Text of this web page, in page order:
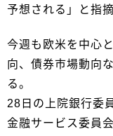
予想される」と指
今週も欧米を中心
向、債券市場動向
る。
28日の上院銀行委
金融サービス委員